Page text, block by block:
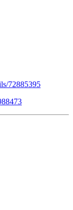
72885395